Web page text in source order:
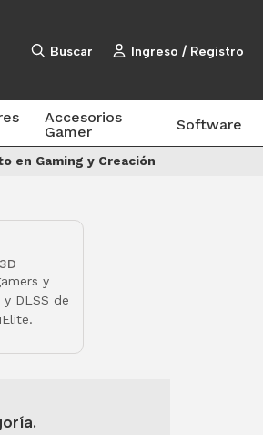
Buscar Ingreso / Registro
Accesorios
Gamer
Software
en Gaming y Creación
y
DLSS de